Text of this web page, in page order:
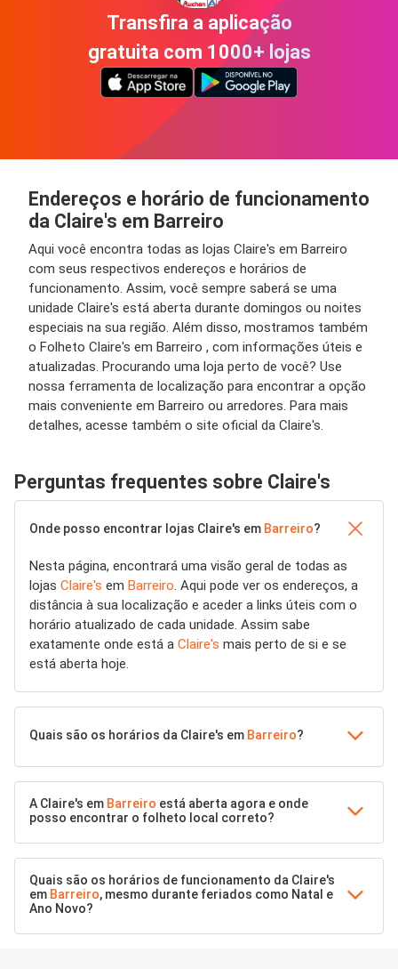
Transfira a aplicação
gratuita com 1000+ lojas
Endereços e horário de funcionamento
da Claire's em Barreiro
Aqui você encontra todas as lojas Claire's em Barreiro
com seus respectivos endereços e horários de
funcionamento. Assim, você sempre saberá se uma
unidade Claire's está aberta durante domingos ou noites
especiais na sua região. Além disso, mostramos também
o Folheto Claire's em Barreiro , com informações úteis e
atualizadas. Procurando uma loja perto de você? Use
nossa ferramenta de localização para encontrar a opção
mais conveniente em Barreiro ou arredores. Para mais
detalhes, acesse também o site oficial da Claire's.
Perguntas frequentes sobre Claire's
Onde posso encontrar lojas Claire's em Barreiro?
Nesta página, encontrará uma visão geral de todas as
lojas Claire's em Barreiro. Aqui pode ver os endereços, a
distância à sua localização e aceder a links úteis com o
horário atualizado de cada unidade. Assim sabe
exatamente onde está a Claire's mais perto de si e se
está aberta hoje.
Quais são os horários da Claire's em Barreiro?
A Claire's em Barreiro está aberta agora e onde
posso encontrar o folheto local correto?
Quais são os horários de funcionamento da Claire's
em Barreiro, mesmo durante feriados como Natal e
Ano Novo?